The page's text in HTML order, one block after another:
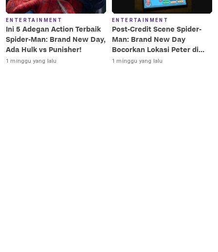
ENTERTAINMENT
Ini 5 Adegan Action Terbaik
Spider-Man: Brand New Day,
Ada Hulk vs Punisher!
1 minggu yang lalu
ENTERTAINMENT
Post-Credit Scene Spider-
Man: Brand New Day
Bocorkan Lokasi Peter di
Luar Angkasa!
1 minggu yang lalu